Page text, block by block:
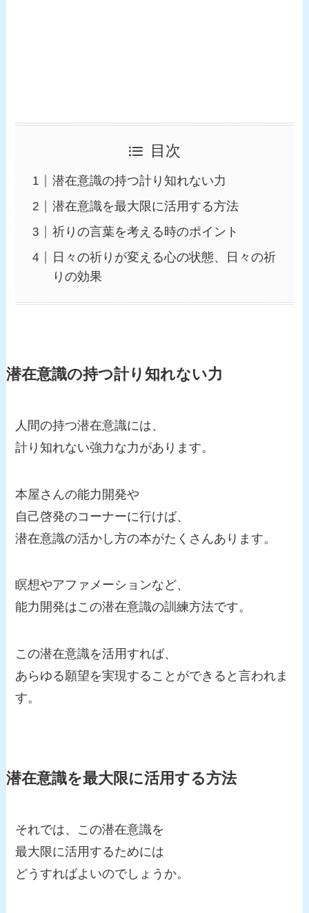
目次
潜在意識の持つ計り知れない力
潜在意識を最大限に活用する方法
祈りの言葉を考える時のポイント
日々の祈りが変える心の状態、日々の祈
りの効果
潜在意識の持つ計り知れない力
人間の持つ潜在意識には、
計り知れない強力な力があります。
本屋さんの能力開発や
自己啓発のコーナーに行けば、
潜在意識の活かし方の本がたくさんあります。
瞑想やアファメーションなど、
能力開発はこの潜在意識の訓練方法です。
この潜在意識を活用すれば、
あらゆる願望を実現することができると言われま
す。
潜在意識を最大限に活用する方法
それでは、この潜在意識を
最大限に活用するためには
どうすればよいのでしょうか。